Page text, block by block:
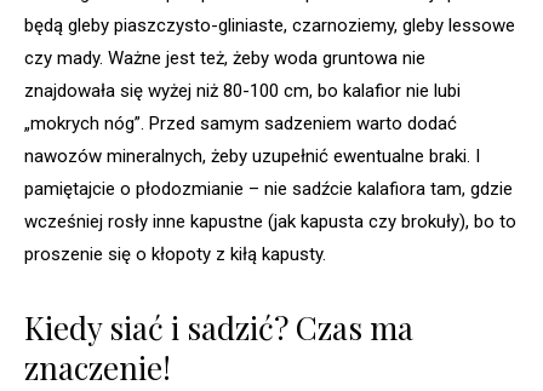
będą gleby piaszczysto-gliniaste, czarnoziemy, gleby lessowe
czy mady. Ważne jest też, żeby woda gruntowa nie
znajdowała się wyżej niż 80-100 cm, bo kalafior nie lubi
„mokrych nóg”. Przed samym sadzeniem warto dodać
nawozów mineralnych, żeby uzupełnić ewentualne braki. I
pamiętajcie o płodozmianie – nie sadźcie kalafiora tam, gdzie
wcześniej rosły inne kapustne (jak kapusta czy brokuły), bo to
proszenie się o kłopoty z kiłą kapusty.
Kiedy siać i sadzić? Czas ma
znaczenie!